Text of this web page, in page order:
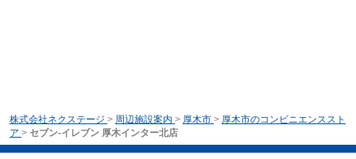
株式会社ネクステージ > 周辺施設案内 > 厚木市 > 厚木市のコンビニエンススト
ア > セブン‐イレブン 厚木インター北店